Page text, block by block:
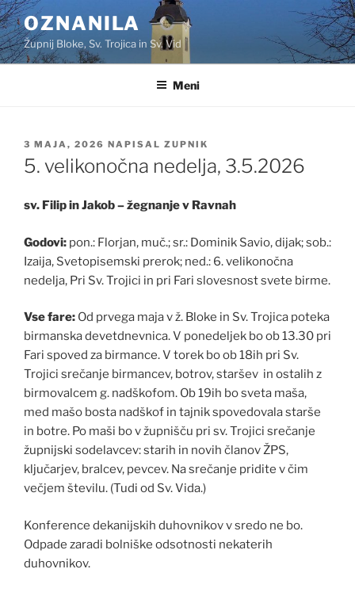
Skoči
na
vsebino
OZNANILA
Župnij Bloke, Sv. Trojica in Sv. Vid
Meni
OBJAVLJENO
DNE
3 MAJA, 2026 NAPISAL ZUPNIK
5. velikonočna nedelja, 3.5.2026
sv. Filip in Jakob – žegnanje v Ravnah
Godovi: pon.: Florjan, muč.; sr.: Dominik Savio, dijak; sob.:
Izaija, Svetopisemski prerok; ned.: 6. velikonočna
nedelja, Pri Sv. Trojici in pri Fari slovesnost svete birme.
Vse fare: Od prvega maja v ž. Bloke in Sv. Trojica poteka
birmanska devetdnevnica. V ponedeljek bo ob 13.30 pri
Fari spoved za birmance. V torek bo ob 18ih pri Sv.
Trojici srečanje birmancev, botrov, staršev in ostalih z
birmovalcem g. nadškofom. Ob 19ih bo sveta maša,
med mašo bosta nadškof in tajnik spovedovala starše
in botre. Po maši bo v župnišču pri sv. Trojici srečanje
župnijski sodelavcev: starih in novih članov ŽPS,
ključarjev, bralcev, pevcev. Na srečanje pridite v čim
večjem številu. (Tudi od Sv. Vida.)
Konference dekanijskih duhovnikov v sredo ne bo.
Odpade zaradi bolniške odsotnosti nekaterih
duhovnikov.